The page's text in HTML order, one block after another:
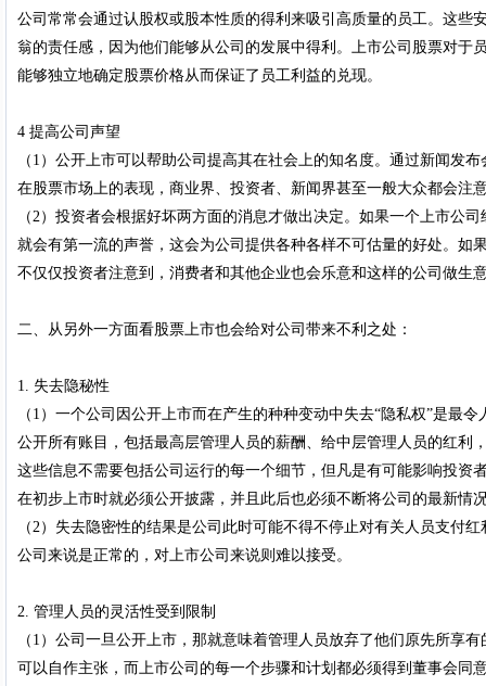
公司常常会通过认股权或股本性质的得利来吸引高质量的员工。这些
翁的责任感，因为他们能够从公司的发展中得利。上市公司股票对于
能够独立地确定股票价格从而保证了员工利益的兑现。
4 提高公司声望
（1）公开上市可以帮助公司提高其在社会上的知名度。通过新闻发
在股票市场上的表现，商业界、投资者、新闻界甚至一般大众都会注
（2）投资者会根据好坏两方面的消息才做出决定。如果一个上市公
就会有第一流的声誉，这会为公司提供各种各样不可估量的好处。如
不仅仅投资者注意到，消费者和其他企业也会乐意和这样的公司做生
二、从另外一方面看股票上市也会给对公司带来不利之处：
1. 失去隐秘性
（1）一个公司因公开上市而在产生的种种变动中失去“隐私权”是最
公开所有账目，包括最高层管理人员的薪酬、给中层管理人员的红利
这些信息不需要包括公司运行的每一个细节，但凡是有可能影响投资
在初步上市时就必须公开披露，并且此后也必须不断将公司的最新情
（2）失去隐密性的结果是公司此时可能不得不停止对有关人员支付
公司来说是正常的，对上市公司来说则难以接受。
2. 管理人员的灵活性受到限制
（1）公司一旦公开上市，那就意味着管理人员放弃了他们原先所享
可以自作主张，而上市公司的每一个步骤和计划都必须得到董事会同